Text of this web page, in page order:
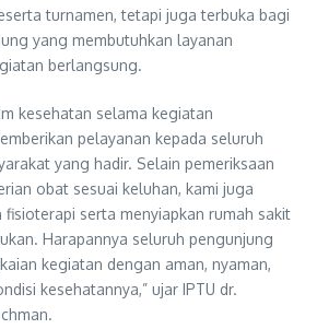
turnamen, tetapi juga terbuka bagi
yang membutuhkan layanan
berlangsung.
kesehatan selama kegiatan
pelayanan kepada seluruh
yang hadir. Selain pemeriksaan
obat sesuai keluhan, kami juga
fisioterapi serta menyiapkan rumah sakit
Harapannya seluruh pengunjung
kegiatan dengan aman, nyaman,
kesehatannya,” ujar IPTU dr.